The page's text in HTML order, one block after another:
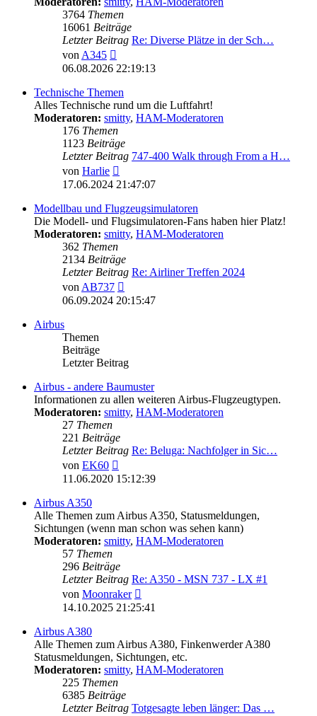
3764 Themen
16061 Beiträge
Letzter Beitrag Re: Diverse Plätze in der Sch…
vonA345
Beitrag
06.08.2026 22:19:13
Technische Themen
Alles Technische rund um die Luftfahrt!
Moderatoren: smitty, HAM-Moderatoren
176 Themen
1123 Beiträge
Letzter Beitrag 747-400 Walk through From a H…
von Harlie
Beitrag
17.06.2024 21:47:07
Modellbau und Flugzeugsimulatoren
Die Modell- und Flugsimulatoren-Fans haben hier Platz!
Moderatoren: smitty, HAM-Moderatoren
362 Themen
2134 Beiträge
Letzter Beitrag Re: Airliner Treffen 2024
vonAB737
Beitrag
06.09.2024 20:15:47
Airbus
Themen
Beiträge
Letzter Beitrag
Airbus - andere Baumuster
Informationen zu allen weiteren Airbus-Flugzeugtypen.
Moderatoren: smitty, HAM-Moderatoren
27 Themen
221 Beiträge
Letzter Beitrag Re: Beluga: Nachfolger in Sic…
von EK60
Beitrag
11.06.2020 15:12:39
Airbus A350
Alle Themen zum Airbus A350, Statusmeldungen,
Sichtungen (wenn man schon was sehen kann)
Moderatoren: smitty, HAM-Moderatoren
57 Themen
296 Beiträge
Letzter Beitrag Re: A350 - MSN 737 - LX #1
von Moonraker
Beitrag
14.10.2025 21:25:41
Airbus A380
Alle Themen zum Airbus A380, Finkenwerder A380
Statusmeldungen, Sichtungen, etc.
Moderatoren: smitty, HAM-Moderatoren
225 Themen
6385 Beiträge
Letzter Beitrag Totgesagte leben länger: Das …